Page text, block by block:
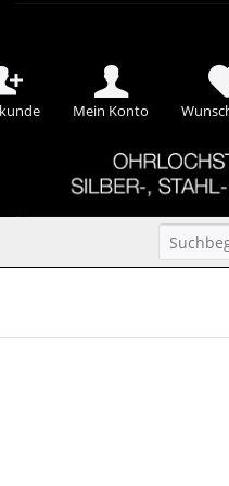
Mein Konto